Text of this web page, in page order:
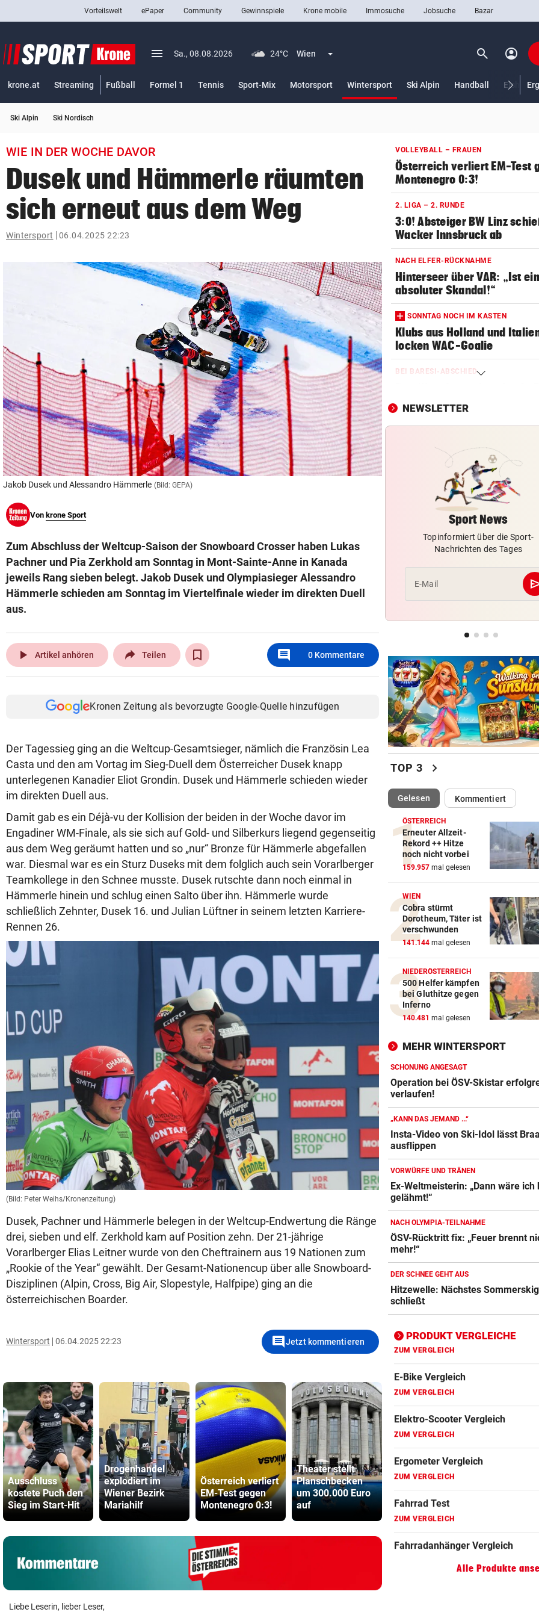
closeSchließen
Abonnieren
bookmark
search
Suchbegriff
eingeben
© Krone Multimedia GmbH & Co KG 2026
Vorteilswelt ePaper Community Gewinnspiele Krone mobile Immosuche Jobsuche Bazar
menu Menü aufklappen
Sa., 08.08.2026 24°C Wien Menü aufklappen search Suchen
account_circle
krone.at Streaming Fußball Formel 1 Tennis Sport-Mix Motorsport Wintersport
Ski Alpin
Handball
Ski Alpin Ski Nordisch
WIE IN DER WOCHE DAVOR
Dusek und Hämmerle räumten
sich erneut aus dem Weg
Wintersport 06.04.2025 22:23
Jakob Dusek und Alessandro Hämmerle (Bild: GEPA)
Von krone Sport
Zum Abschluss der Weltcup-Saison der Snowboard Crosser haben Lukas
Pachner und Pia Zerkhold am Sonntag in Mont-Sainte-Anne in Kanada
jeweils Rang sieben belegt. Jakob Dusek und Olympiasieger Alessandro
Hämmerle schieden am Sonntag im Viertelfinale wieder im direkten Duell
aus.
play_arrow Artikel anhören Teilen comment 0 Kommentare
Kronen Zeitung als bevorzugte Google-Quelle hinzufügen
Der Tagessieg ging an die Weltcup-Gesamtsieger, nämlich die Französin Lea
Casta und den am Vortag im Sieg-Duell dem Österreicher Dusek knapp
unterlegenen Kanadier Eliot Grondin. Dusek und Hämmerle schieden wieder
im direkten Duell aus.
Damit gab es ein Déjà-vu der Kollision der beiden in der Woche davor im
Engadiner WM-Finale, als sie sich auf Gold- und Silberkurs liegend gegenseitig
aus dem Weg geräumt hatten und so „nur“ Bronze für Hämmerle abgefallen
war. Diesmal war es ein Sturz Duseks mit dem folglich auch sein Vorarlberger
Teamkollege in den Schnee musste. Dusek rutschte dann noch einmal in
Hämmerle hinein und schlug einen Salto über ihn. Hämmerle wurde
schließlich Zehnter, Dusek 16. und Julian Lüftner in seinem letzten Karriere-
Rennen 26.
(Bild: Peter Weihs/Kronenzeitung)
Dusek, Pachner und Hämmerle belegen in der Weltcup-Endwertung die Ränge
drei, sieben und elf. Zerkhold kam auf Position zehn. Der 21-jährige
Vorarlberger Elias Leitner wurde von den Cheftrainern aus 19 Nationen zum
„Rookie of the Year“ gewählt. Der Gesamt-Nationencup über alle Snowboard-
Disziplinen (Alpin, Cross, Big Air, Slopestyle, Halfpipe) ging an die
österreichischen Boarder.
Wintersport 06.04.2025 22:23 commentJetzt kommentieren
Ausschluss
kostete Puch den
Sieg im Start-Hit
Drogenhandel
explodiert im
Wiener Bezirk
Mariahilf
Österreich verliert
EM-Test gegen
Montenegro 0:3!
Theater stellt
Planschbecken
um 300.000 Euro
auf
Rapids System?
„Lassen den
Freiheiten!“
Sager
gegen
Liebe Leserin, lieber Leser,
VOLLEYBALL – FRAUEN
Österreich verliert EM-Test
Montenegro 0:3!
2. LIGA – 2. RUNDE
3:0! Absteiger BW Linz
Wacker Innsbruck ab
NACH ELFER-RÜCKNAHME
Hinterseer über VAR: „Ist ein
absoluter Skandal!“
SONNTAG NOCH IM KASTEN
Klubs aus Holland und
locken WAC-Goalie
BEI BARESI-ABSCHIED
mit Mallet-Finger
LÄNDLE-KICKER SIEGEN
gegen WSG Tirol
NACH WIEN AUF MYKONOS
Luxus am Meer! Sabalenka
gewährt private Einblicke
FUSSBALL-FANS FEIERN
Hochgefühle dank Comeback
eines Kult-Sponsors
Rückkehr nach Grödig
Fehlstart komplett! Nächste
für St. Pölten
NEWSLETTER
Sport News
Topinformiert über die Sport-
Nachrichten des Tages
E-Mail
TOP 3 chevron_right
Gelesen(ausgewählt)Kommentiert
ÖSTERREICH
Erneuter Allzeit-
Rekord ++ Hitze
noch nicht vorbei
159.957 mal gelesen
WIEN
Cobra stürmt
Dorotheum, Täter ist
verschwunden
141.144 mal gelesen
NIEDERÖSTERREICH
500 Helfer kämpfen
bei Gluthitze gegen
Inferno
140.481 mal gelesen
MEHR WINTERSPORT
SCHONUNG ANGESAGT
Operation bei ÖSV-Skistar
verlaufen!
„KANN DAS JEMAND ...“
Insta-Video von Ski-Idol lässt
ausflippen
VORWÜRFE UND TRÄNEN
Ex-Weltmeisterin: „Dann wäre ich
gelähmt!“
NACH OLYMPIA-TEILNAHME
ÖSV-Rücktritt fix: „Feuer brennt
mehr!“
DER SCHNEE GEHT AUS
Hitzewelle: Nächstes
schließt
PRODUKT VERGLEICHE
Action-Cam Vergleich
ZUM VERGLEICH
Crosstrainer Vergleich
ZUM VERGLEICH
E-Bike Vergleich
ZUM VERGLEICH
Elektro-Scooter Vergleich
ZUM VERGLEICH
Ergometer Vergleich
ZUM VERGLEICH
ZUM VERGLEICH
ZUM VERGLEICH
ZUM VERGLEICH
ZUM VERGLEICH
ZUM VERGLEICH
Alle Produkte